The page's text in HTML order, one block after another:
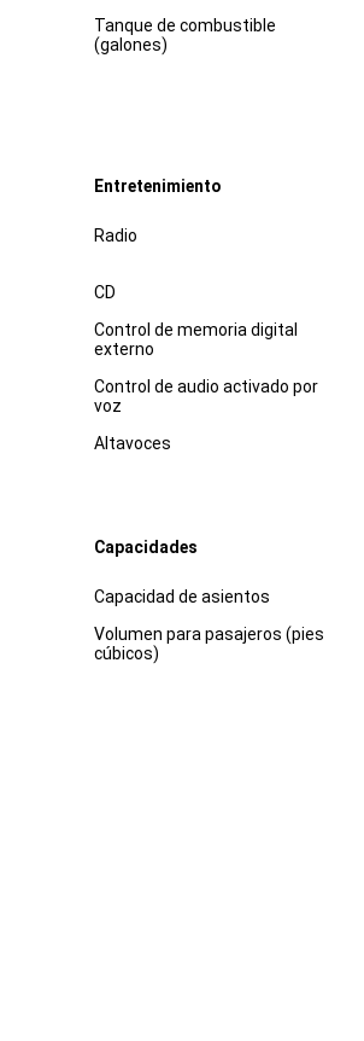
Tanque de combustible
(galones)
Entretenimiento
Especificaciones
Radio
CD
Control de memoria digital
externo
Control de audio activado por
voz
Altavoces
Capacidades
Especificaciones Dimensiones
Capacidad de asientos
Volumen para pasajeros (pies
cúbicos)